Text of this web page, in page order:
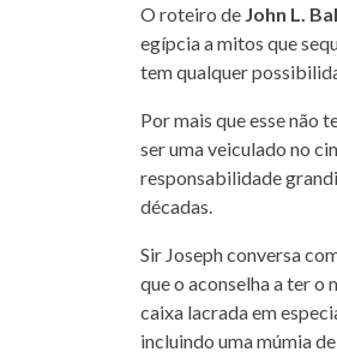
O roteiro de John L.
egípcia a mitos que
tem qualquer
Por mais que esse não
ser uma veiculado no
responsabilidade
décadas.
Sir Joseph conversa
que o aconselha a ter
caixa lacrada em
incluindo uma múmia